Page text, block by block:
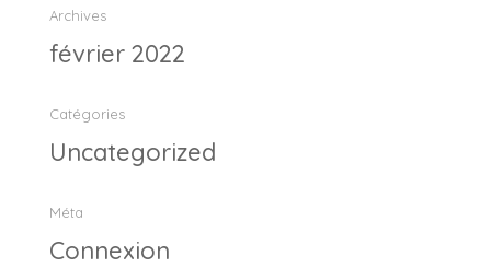
Archives
février 2022
Catégories
Uncategorized
Méta
Connexion